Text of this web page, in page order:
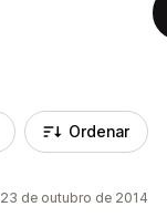
Ordenar
23 de outubro de 2014